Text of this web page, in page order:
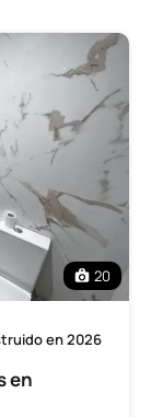
20
en 2026
en